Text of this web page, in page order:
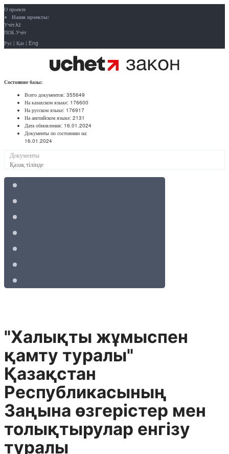
О проекте
Наши проекты:
Учёт.kz
ПОБ.Учёт
Рус | Қаз | Eng
Состояние базы:
Всего документов: 355649
На казахском языке: 176600
На русском языке: 176917
На английском языке: 2131
Дата обновления: 16.01.2024
Документы по состоянию на:
16.01.2024
Документы
Қазақ тілінде
"Халықты жұмыспен
қамту туралы"
Қазақстан
Республикасының
Заңына өзгерістер мен
толықтырулар енгізу
туралы